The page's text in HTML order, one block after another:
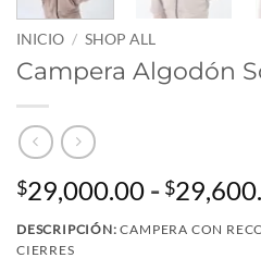
INICIO / SHOP ALL
Campera Algodón
$29,000.00 - $
DESCRIPCIÓN: CAMPERA CON
CIERRES